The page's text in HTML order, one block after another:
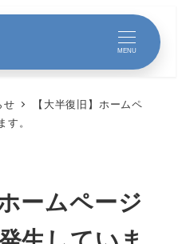
MENU
せ
【大半復旧】ホームペ
す。
ームページ